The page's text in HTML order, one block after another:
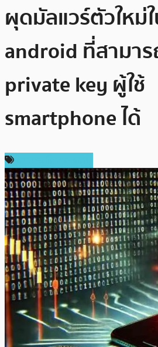
ผุดมัลแวร์ตัวใหม่
android ที่สามาร
private key ผู้ใช้
smartphone ได้